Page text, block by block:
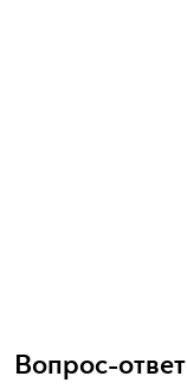
Вопрос-ответ